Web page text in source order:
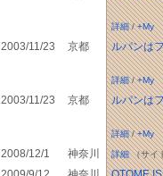
詳細/+My
2003/11/23 京都 ルパンは
詳細/+My
2003/11/23 京都 ルパンは
詳細/+My
2008/12/1 神奈川 詳細（サイ